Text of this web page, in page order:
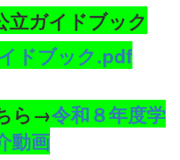
ガイドブック
ドブック.pdf
ら→令和８年度学
動画